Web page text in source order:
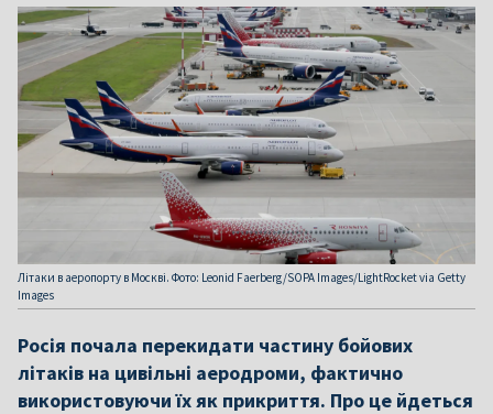
Літаки в аеропорту в Москві. Фото: Leonid Faerberg/SOPA Images/LightRocket via Getty
Images
Росія почала перекидати частину бойових
літаків на цивільні аеродроми, фактично
використовуючи їх як прикриття. Про це йдеться